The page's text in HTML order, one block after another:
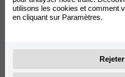
utilisons les cookies et comment
en cliquant sur Paramètres.
Rejeter